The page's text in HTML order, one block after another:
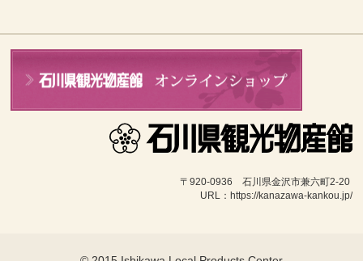
〒920-0936　石川県金沢市兼六町2-20
URL：https://kanazawa-kankou.jp/